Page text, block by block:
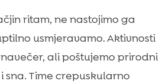
ritam, ne nastojimo ga
usmjeravamo. Aktivnosti
ali poštujemo prirodni
sna. Time crepuskularno